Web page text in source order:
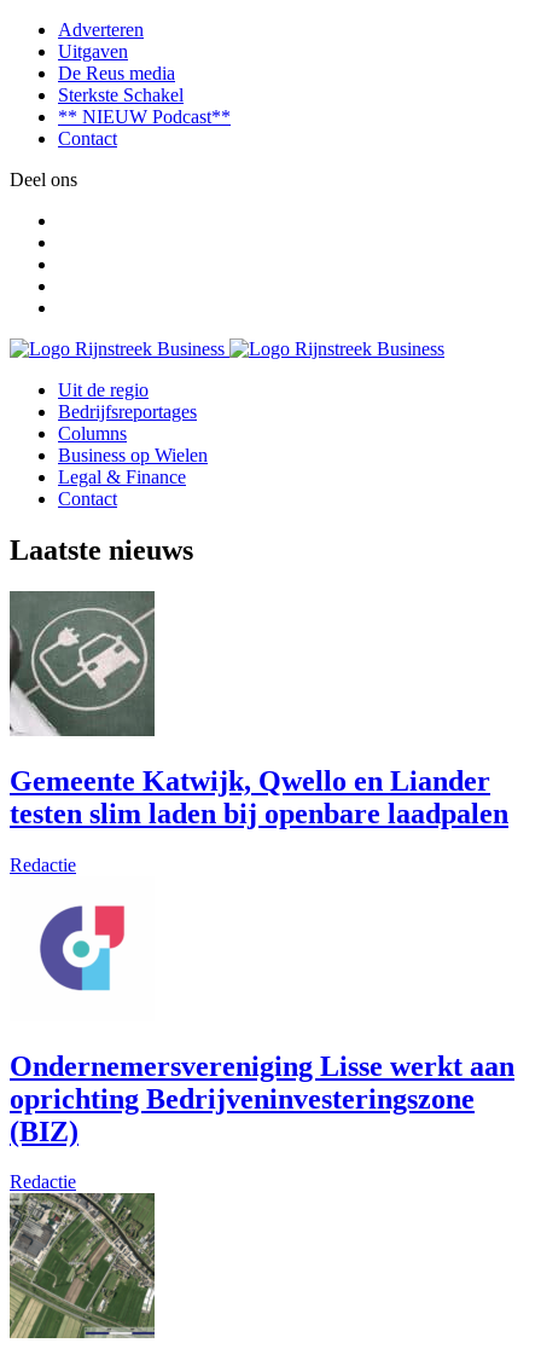
Adverteren
Uitgaven
De Reus media
Sterkste Schakel
** NIEUW Podcast**
Contact
Deel ons
Uit de regio
Bedrijfsreportages
Columns
Business op Wielen
Legal & Finance
Contact
Laatste nieuws
Gemeente Katwijk, Qwello en Liander
testen slim laden bij openbare laadpalen
Redactie
Ondernemersvereniging Lisse werkt aan
oprichting Bedrijveninvesteringszone
(BIZ)
Redactie